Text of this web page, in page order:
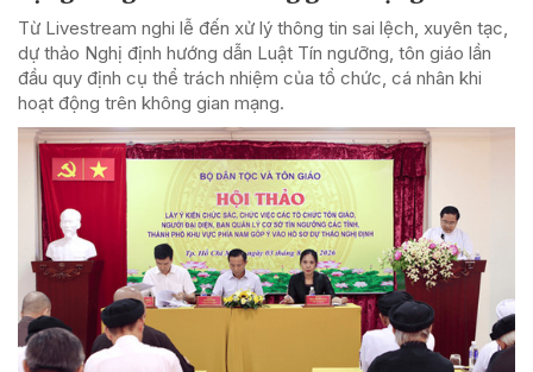
Từ Livestream nghi lễ đến xử lý thông tin sai lệch, xuyên tạc,
dự thảo Nghị định hướng dẫn Luật Tín ngưỡng, tôn giáo lần
đầu quy định cụ thể trách nhiệm của tổ chức, cá nhân khi
hoạt động trên không gian mạng.